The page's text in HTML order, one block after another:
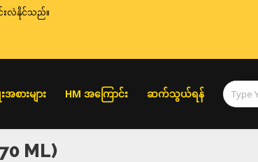
သည်။
စားများ HM အကြောင်း ဆက်သွယ်ရန်
ML)